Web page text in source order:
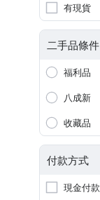
有現貨
二手品條件
福利品
八成新
收藏品
付款方式
現金付款